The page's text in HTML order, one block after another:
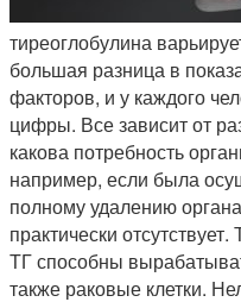
тиреоглобулина
большая разница в
факторов, и у каждого
цифры. Все зависит от
какова потребность
например, если была
полному удалению
практически
ТГ способны
также раковые клетки.